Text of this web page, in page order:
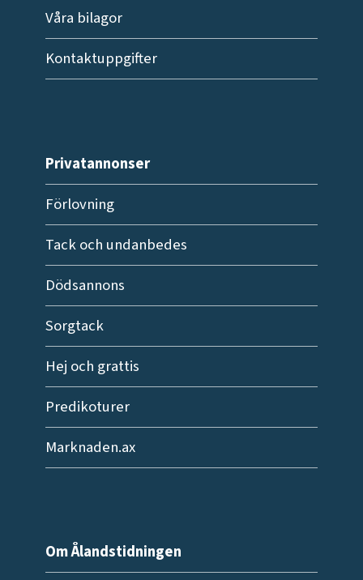
Våra bilagor
Kontaktuppgifter
Privatannonser
Förlovning
Tack och undanbedes
Dödsannons
Sorgtack
Hej och grattis
Predikoturer
Marknaden.ax
Om Ålandstidningen